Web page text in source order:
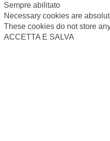
Sempre abilitato
Necessary cookies are
These cookies do not store
ACCETTA E SALVA